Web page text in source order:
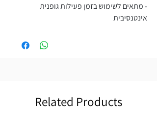
- מתאים לשימוש בזמן פעילות גופנית
אינטנסיבית
Related Products